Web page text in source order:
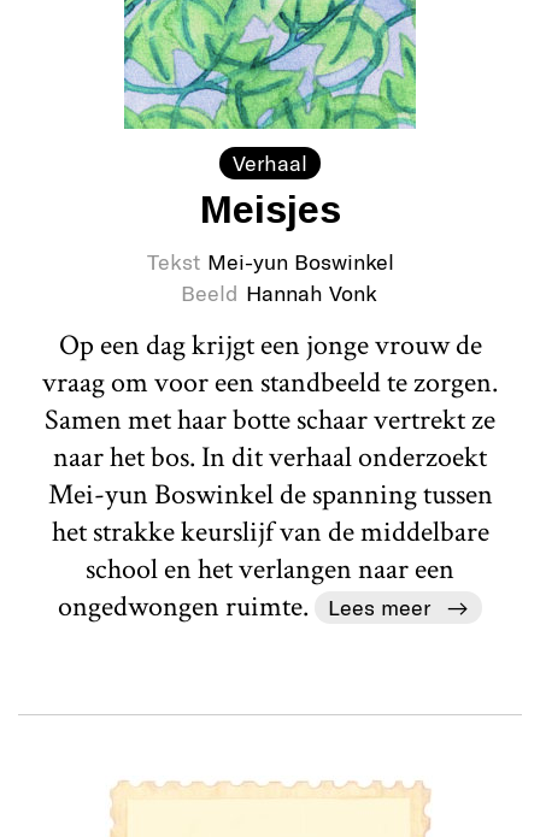
Verhaal
Meisjes
Tekst Mei-yun Boswinkel
Beeld Hannah Vonk
Op een dag krijgt een jonge vrouw de
vraag om voor een standbeeld te zorgen.
Samen met haar botte schaar vertrekt ze
naar het bos. In dit verhaal onderzoekt
Mei-yun Boswinkel de spanning tussen
het strakke keurslijf van de middelbare
school en het verlangen naar een
ongedwongen ruimte.
Lees meer